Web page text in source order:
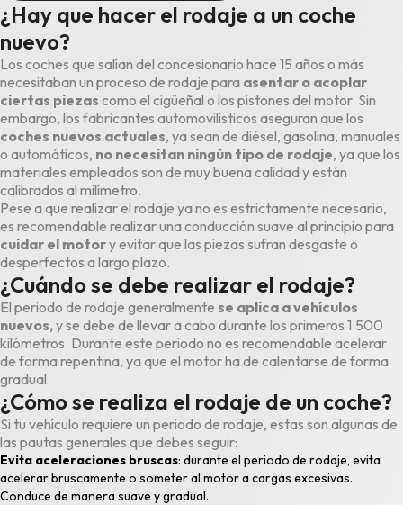
¿Hay que hacer el rodaje a un coche
nuevo?
Los coches que salían del concesionario hace 15 años o más
necesitaban un proceso de rodaje para asentar o acoplar
ciertas piezas como el cigüeñal o los pistones del motor. Sin
embargo, los fabricantes automovilísticos aseguran que los
coches nuevos actuales, ya sean de diésel, gasolina, manuales
o automáticos, no necesitan ningún tipo de rodaje, ya que los
materiales empleados son de muy buena calidad y están
calibrados al milímetro.
Pese a que realizar el rodaje ya no es estrictamente necesario,
es recomendable realizar una conducción suave al principio para
cuidar el motory evitar que las piezas sufran desgaste o
desperfectos a largo plazo.
¿Cuándo se debe realizar el rodaje?
El periodo de rodaje generalmente se aplica a vehículos
nuevos,y se debe de llevar a cabo durante los primeros 1.500
kilómetros. Durante este periodo no es recomendable acelerar
de forma repentina, ya que el motor ha de calentarse de forma
gradual.
¿Cómo se realiza el rodaje de un coche?
Si tu vehículo requiere un periodo de rodaje, estas son algunas de
las pautas generales que debes seguir:
Evita aceleraciones bruscas: durante el periodo de rodaje, evita
acelerar bruscamente o someter al motor a cargas excesivas.
Conduce de manera suave y gradual.